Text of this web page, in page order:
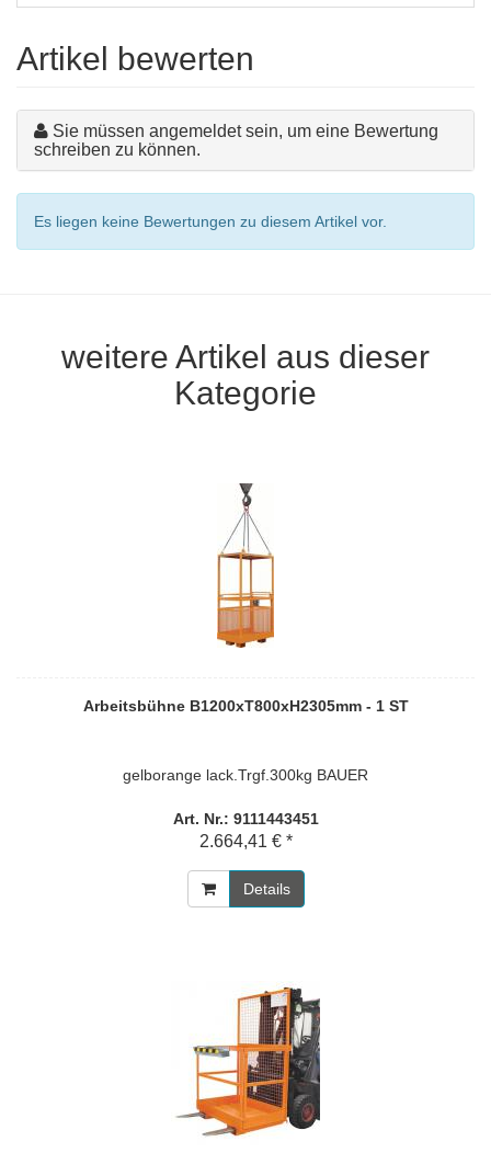
Artikel bewerten
Sie müssen angemeldet sein, um eine Bewertung
schreiben zu können.
Es liegen keine Bewertungen zu diesem Artikel vor.
weitere Artikel aus dieser
Kategorie
Arbeitsbühne B1200xT800xH2305mm - 1 ST
gelborange lack.Trgf.300kg BAUER
Art. Nr.: 9111443451
2.664,41 € *
Details